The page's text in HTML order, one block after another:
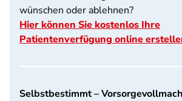
wünschen oder ablehnen?
Hier können Sie kostenlos Ihre
Patientenverfügung online
Selbstbestimmt –